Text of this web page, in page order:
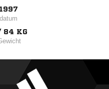
84 KG